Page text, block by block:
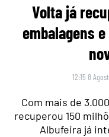
Volta já
embalagens
12:15 8
Com mais de
recuperou 150
Albufeira já